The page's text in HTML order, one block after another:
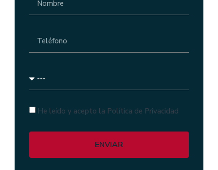
He leído y acepto la Política de Privacidad
ENVIAR